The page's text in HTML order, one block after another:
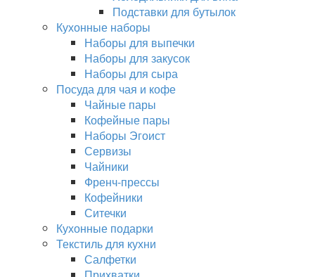
Подставки для бутылок
Кухонные наборы
Наборы для выпечки
Наборы для закусок
Наборы для сыра
Посуда для чая и кофе
Чайные пары
Кофейные пары
Наборы Эгоист
Сервизы
Чайники
Френч-прессы
Кофейники
Ситечки
Кухонные подарки
Текстиль для кухни
Салфетки